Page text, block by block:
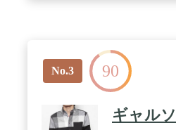
ット付き。 裾はやや丸みの
リランカ製。 / 【サイズの選
ットは、すっきりとしたフィ
ゆったりした着心地をお求め
ズをご参考の上、1サイズか
ださい。
No.3 90
ギャル